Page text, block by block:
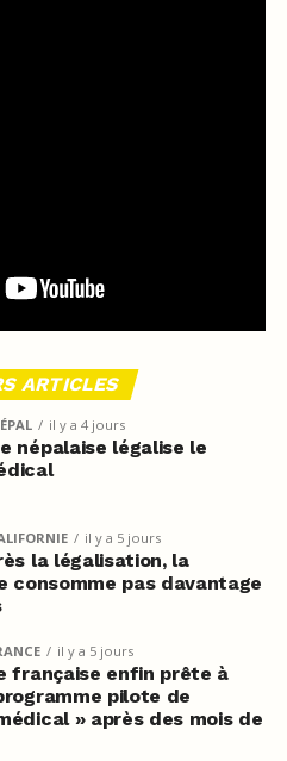
ARTICLES
il y a 4 jours
népalaise légalise le
il y a 5 jours
la légalisation, la
consomme pas davantage
il y a 5 jours
française enfin prête à
pilote de
» après des mois de